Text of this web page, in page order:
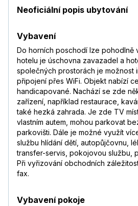
Neoficiální popis ubytování
Vybavení
Do horních poschodí lze pohodlně
hotelu je úschovna zavazadel a
společných prostorách je možnost
připojení přes WiFi. Objekt nabízí
handicapované. Nachází se zde
zařízení, například restaurace,
také hezká zahrada. Je zde TV
vlastním autem, mohou parkovat
parkovišti. Dále je možné využít
službu hlídání dětí, autopůjčovnu,
transfer-servis, pokojovou službu,
Při vyřizování obchodních
fax.
Vybavení pokoje